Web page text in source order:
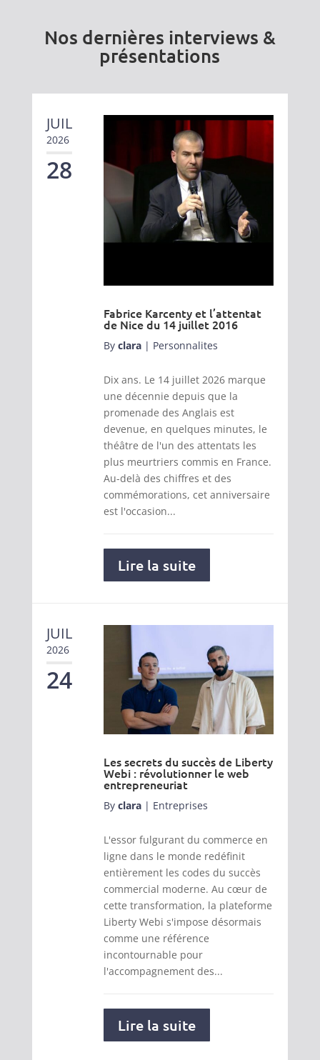
Nos dernières interviews &
présentations
JUIL
2026
28
Fabrice Karcenty et l’attentat
de Nice du 14 juillet 2016
By clara| Personnalites
Dix ans. Le 14 juillet 2026 marque
une décennie depuis que la
promenade des Anglais est
devenue, en quelques minutes, le
théâtre de l'un des attentats les
plus meurtriers commis en France.
Au-delà des chiffres et des
commémorations, cet anniversaire
est l'occasion...
Lire la suite
JUIL
2026
24
Les secrets du succès de Liberty
Webi : révolutionner le web
entrepreneuriat
By clara| Entreprises
L'essor fulgurant du commerce en
ligne dans le monde redéfinit
entièrement les codes du succès
commercial moderne. Au cœur de
cette transformation, la plateforme
Liberty Webi s'impose désormais
comme une référence
incontournable pour
l'accompagnement des...
Lire la suite